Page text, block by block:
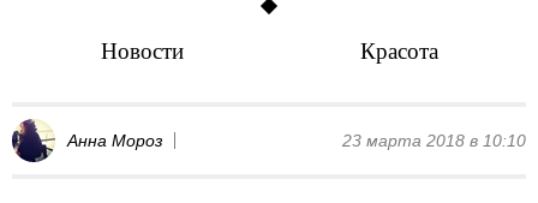
Новости Красота
Анна Мороз 23 марта 2018 в 10:10